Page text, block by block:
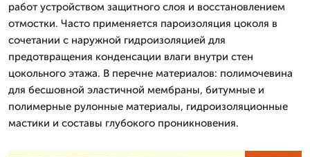
работ устройством защитного слоя и восстановлением
отмостки. Часто применяется пароизоляция цоколя в
сочетании с наружной гидроизоляцией для
предотвращения конденсации влаги внутри стен
цокольного этажа. В перечне материалов: полимочевина
для бесшовной эластичной мембраны, битумные и
полимерные рулонные материалы, гидроизоляционные
мастики и составы глубокого проникновения.